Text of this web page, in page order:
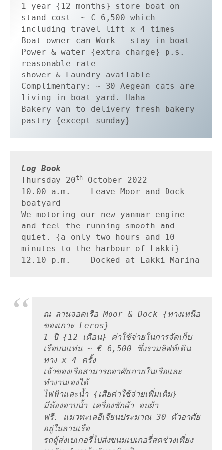
1 year {12 months} store boat on
stand cost  ~ € 6,500 which
including travel lift x 4 times
Boat owner can Work - stay in boat
Power & water {extra charge} p.s.
reasonable rate
shower & Laundry available
Complimentary: ~ 30 Aegean cats are
living in boat yard. Haha
Bakery van to delivery fresh bakery
pastry {except sunday}
Log Book
Thursday 20th
October 2022
10.00 a.m.    Leave Moor and Dock
boatyard
We motoring our new yanmar engine
and feel the running smooth and
quiet. {a only two hours and 10
minutes to the harbour of Lakki}
ณ ลานจอดเรือ Moor & Dock {ทางเหนือ
ของเกาะ Leros}
1 ปี {12 เดือน} ค่าใช้จ่ายในการจัดเก็บ
เรือบนแท่น ~ € 6,500 ซึ่งรวมลิฟท์เดิน
ทาง x 4 ครั้ง
เจ้าของเรือสามารถอาศัยภายในเรือและ
ทำงานเองได้
ไฟฟ้าและน้ำ {เสียค่าใช้จ่ายเพิ่มเติม}
มีห้องอาบน้ำ เครื่องซักผ้า อบผ้า
ฟรี: แมวทะเลอีเจียนประมาณ 30 ตัวอาศัย
อยู่ในลานเรือ
รถตู้ส่งเบเกอรี่ไปส่งขนมเบเกอรี่สดช่วงเที่ยง